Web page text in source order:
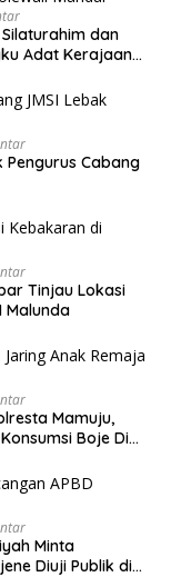
dan
Adat Kerajaan
Pengurus Cabang
Tinjau Lokasi
Malunda
Mamuju,
Boje Di
Minta
Diuji Publik di